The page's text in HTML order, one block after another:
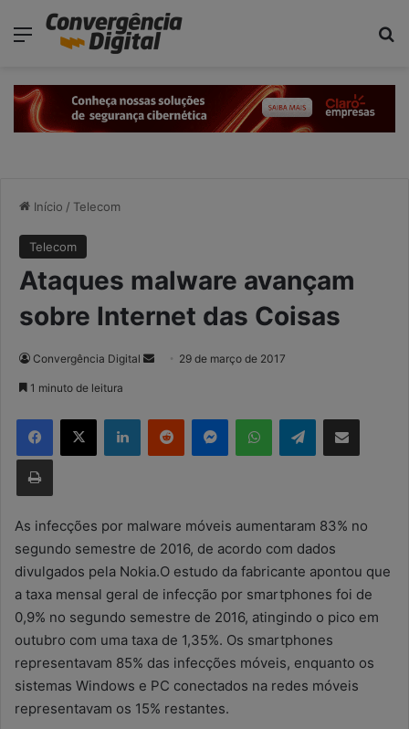
Menu
Início / Telecom
Telecom
Ataques malware avançam
sobre Internet das Coisas
Convergência Digital
d
-
m
a
i
l
29 de março de 2017
1 minuto de leitura
Telegram
As infecções por malware móveis aumentaram 83% no
segundo semestre de 2016, de acordo com dados
divulgados pela Nokia.O estudo da fabricante apontou que
a taxa mensal geral de infecção por smartphones foi de
0,9% no segundo semestre de 2016, atingindo o pico em
outubro com uma taxa de 1,35%. Os smartphones
representavam 85% das infecções móveis, enquanto os
sistemas Windows e PC conectados na redes móveis
representavam os 15% restantes.